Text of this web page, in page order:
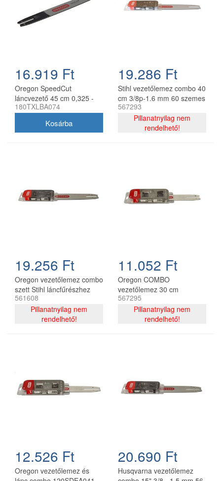
16.919 Ft
Oregon SpeedCut
láncvezető 45 cm 0,325 -
1,3 mm 68 szem Stihl
180TXLBA074
19.286 Ft
Stihl vezetőlemez combo 40
cm 3/8p-1.6 mm 60 szemes
lánccal, Oregon
75DPX060E, 2 db lánc
567293
Pillanatnyilag nem
rendelhető!
19.256 Ft
Oregon vezetőlemez combo
szett Stihl láncfűrészhez
325 - 1,6 mm 40 cm 67
szemes
561608
Pillanatnyilag nem
rendelhető!
11.052 Ft
Oregon COMBO
vezetőlemez 30 cm
120SDEA074 + 2 db
91P044E lánc 3/8P 1.3 mm
44 szemes
567295
Pillanatnyilag nem
rendelhető!
12.526 Ft
Oregon vezetőlemez és
20.690 Ft
Husqvarna vezetőlemez